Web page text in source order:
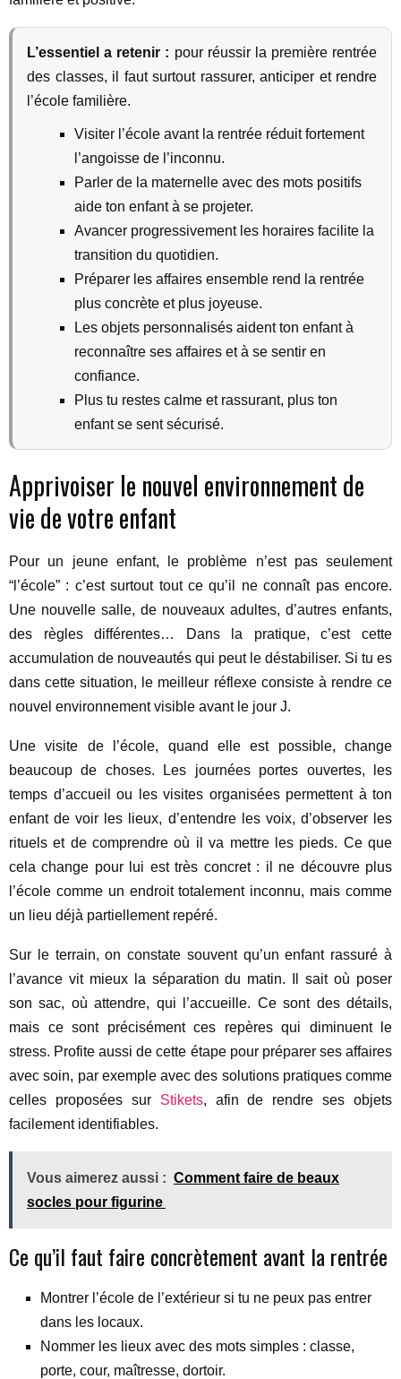
L’essentiel a retenir : pour réussir la première rentrée
des classes, il faut surtout rassurer, anticiper et rendre
l’école familière.
Visiter l’école avant la rentrée réduit fortement
l’angoisse de l’inconnu.
Parler de la maternelle avec des mots positifs
aide ton enfant à se projeter.
Avancer progressivement les horaires facilite la
transition du quotidien.
Préparer les affaires ensemble rend la rentrée
plus concrète et plus joyeuse.
Les objets personnalisés aident ton enfant à
reconnaître ses affaires et à se sentir en
confiance.
Plus tu restes calme et rassurant, plus ton
enfant se sent sécurisé.
Apprivoiser le nouvel environnement de
vie de votre enfant
Pour un jeune enfant, le problème n’est pas seulement
“l’école” : c’est surtout tout ce qu’il ne connaît pas encore.
Une nouvelle salle, de nouveaux adultes, d’autres enfants,
des règles différentes… Dans la pratique, c’est cette
accumulation de nouveautés qui peut le déstabiliser. Si tu es
dans cette situation, le meilleur réflexe consiste à rendre ce
nouvel environnement visible avant le jour J.
Une visite de l’école, quand elle est possible, change
beaucoup de choses. Les journées portes ouvertes, les
temps d’accueil ou les visites organisées permettent à ton
enfant de voir les lieux, d’entendre les voix, d’observer les
rituels et de comprendre où il va mettre les pieds. Ce que
cela change pour lui est très concret : il ne découvre plus
l’école comme un endroit totalement inconnu, mais comme
un lieu déjà partiellement repéré.
Sur le terrain, on constate souvent qu’un enfant rassuré à
l’avance vit mieux la séparation du matin. Il sait où poser
son sac, où attendre, qui l’accueille. Ce sont des détails,
mais ce sont précisément ces repères qui diminuent le
stress. Profite aussi de cette étape pour préparer ses affaires
avec soin, par exemple avec des solutions pratiques comme
celles proposées sur Stikets, afin de rendre ses objets
facilement identifiables.
Vous aimerez aussi : Comment faire de beaux
socles pour figurine
Ce qu’il faut faire concrètement avant la rentrée
Montrer l’école de l’extérieur si tu ne peux pas entrer
dans les locaux.
Nommer les lieux avec des mots simples : classe,
porte, cour, maîtresse, dortoir.